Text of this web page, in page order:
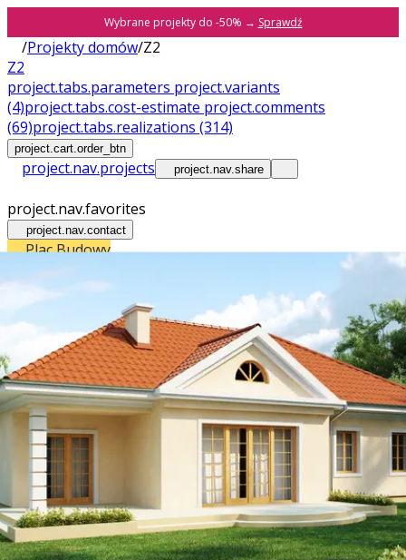
Wybrane projekty do -50% → Sprawdź
/Projekty domów/Z2
Z2
project.tabs.parameters project.variants
(4)project.tabs.cost-estimate project.comments
(69)project.tabs.realizations (314)
project.cart.order_btn
project.nav.projects project.nav.share
project.nav.favorites
project.nav.contact
Plac Budowy